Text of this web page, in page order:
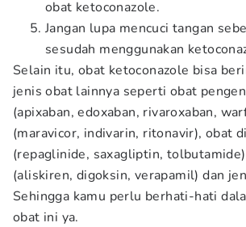
obat ketoconazole.
Jangan lupa mencuci tangan
sesudah menggunakan
Selain itu, obat ketoconazole bisa
jenis obat lainnya seperti obat
(apixaban, edoxaban, rivaroxaban,
(maravicor, indivarin, ritonavir), obat
(repaglinide, saxagliptin,
(aliskiren, digoksin, verapamil) dan
Sehingga kamu perlu berhati-hati
obat ini ya.